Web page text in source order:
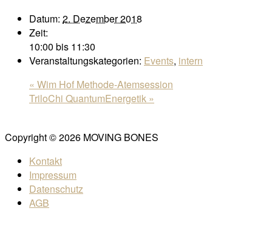
Datum: 2. Dezember 2018
Zeit:
10:00 bis 11:30
Veranstaltungskategorien: Events, intern
« Wim Hof Methode-Atemsession
TriloChi QuantumEnergetik »
Copyright © 2026 MOVING BONES
Kontakt
Impressum
Datenschutz
AGB